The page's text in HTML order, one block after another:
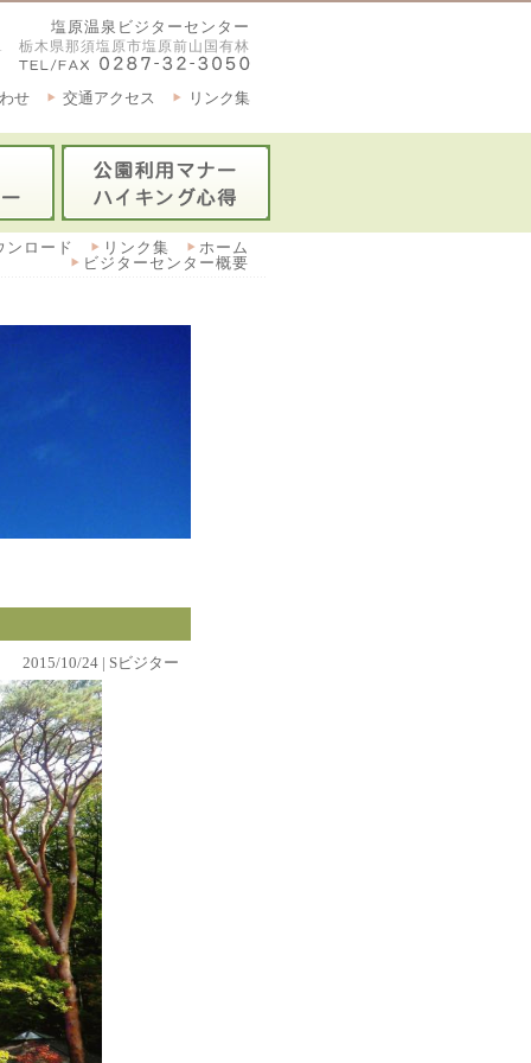
塩原温泉ビジターセンター
栃木県那須塩原市塩原前山国有林
リンク集
交通アクセス
せ
ホーム
リンク集
ロード
ビジターセンター概要
2015/10/24 | Sビジター